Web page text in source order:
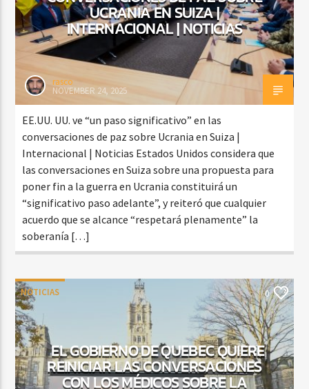
UCRANIA EN SUIZA |
INTERNACIONAL | NOTICIAS
rasco
NOVEMBER 24, 2025
EE.UU. UU. ve “un paso significativo” en las
conversaciones de paz sobre Ucrania en Suiza |
Internacional | Noticias Estados Unidos considera que
las conversaciones en Suiza sobre una propuesta para
poner fin a la guerra en Ucrania constituirá un
“significativo paso adelante”, y reiteró que cualquier
acuerdo que se alcance “respetará plenamente” la
soberanía […]
NOTICIAS 0
EL GOBIERNO DE QUEBEC QUIERE
REINICIAR LAS CONVERSACIONES
CON LOS MÉDICOS SOBRE LA